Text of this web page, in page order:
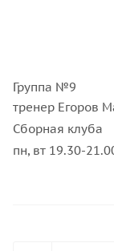
Группа №9
тренер Егоров
Сборная клуба
пн, вт 19.30-